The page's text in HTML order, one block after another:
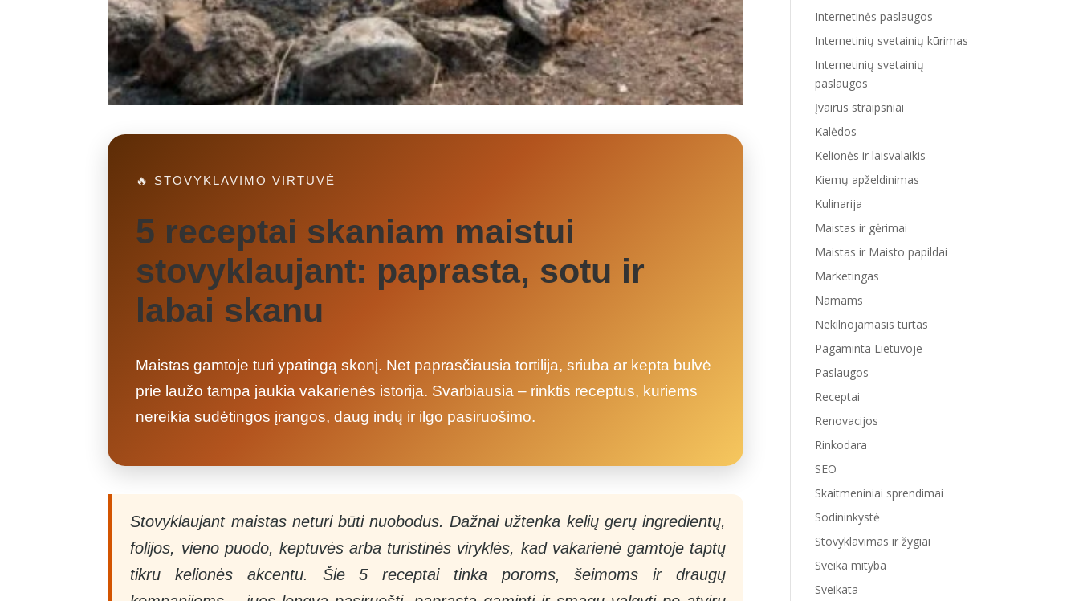
🔥 STOVYKLAVIMO VIRTUVĖ
5 receptai skaniam maistui
stovyklaujant: paprasta, sotu ir
labai skanu
Maistas gamtoje turi ypatingą skonį. Net paprasčiausia tortilija, sriuba ar kepta bulvė
prie laužo tampa jaukia vakarienės istorija. Svarbiausia – rinktis receptus, kuriems
nereikia sudėtingos įrangos, daug indų ir ilgo pasiruošimo.
Stovyklaujant maistas neturi būti nuobodus. Dažnai užtenka kelių gerų ingredientų,
folijos, vieno puodo, keptuvės arba turistinės viryklės, kad vakarienė gamtoje taptų
tikru kelionės akcentu. Šie 5 receptai tinka poroms, šeimoms ir draugų
Internetinės paslaugos
Internetinių svetainių kūrimas
Internetinių svetainių
paslaugos
Įvairūs straipsniai
Kalėdos
Kelionės ir laisvalaikis
Kiemų apželdinimas
Kulinarija
Maistas ir gėrimai
Maistas ir Maisto papildai
Marketingas
Namams
Nekilnojamasis turtas
Pagaminta Lietuvoje
Paslaugos
Receptai
Renovacijos
Rinkodara
SEO
Skaitmeniniai sprendimai
Sodininkystė
Stovyklavimas ir žygiai
Sveika mityba
Sveikata